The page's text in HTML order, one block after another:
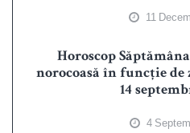
11
Horoscop
norocoasă în funcție de
14
4